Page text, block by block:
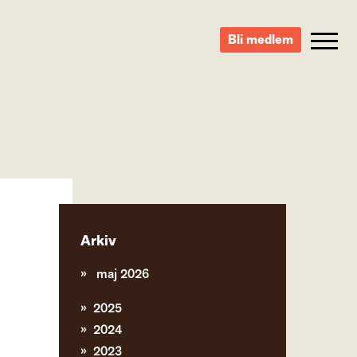
Bli medlem
Arkiv
maj 2026
2025
2024
2023